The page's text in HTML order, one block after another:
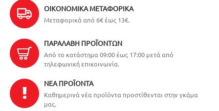
ΟΙΚΟΝΟΜΙΚΆ ΜΕΤΑΦΟΡΙΚΆ
Μεταφορικά από 6€ έως 13€.
ΠΑΡΑΛΑΒΉ ΠΡΟΪΌΝΤΩΝ
Από το κατάστημα 09:00 έως 17:00 μετά από
τηλεφωνική επικοινωνία.
ΝΈΑ ΠΡΟΪΌΝΤΑ
Καθημερινά νέα προϊόντα προστίθενται στην γκάμα
μας.